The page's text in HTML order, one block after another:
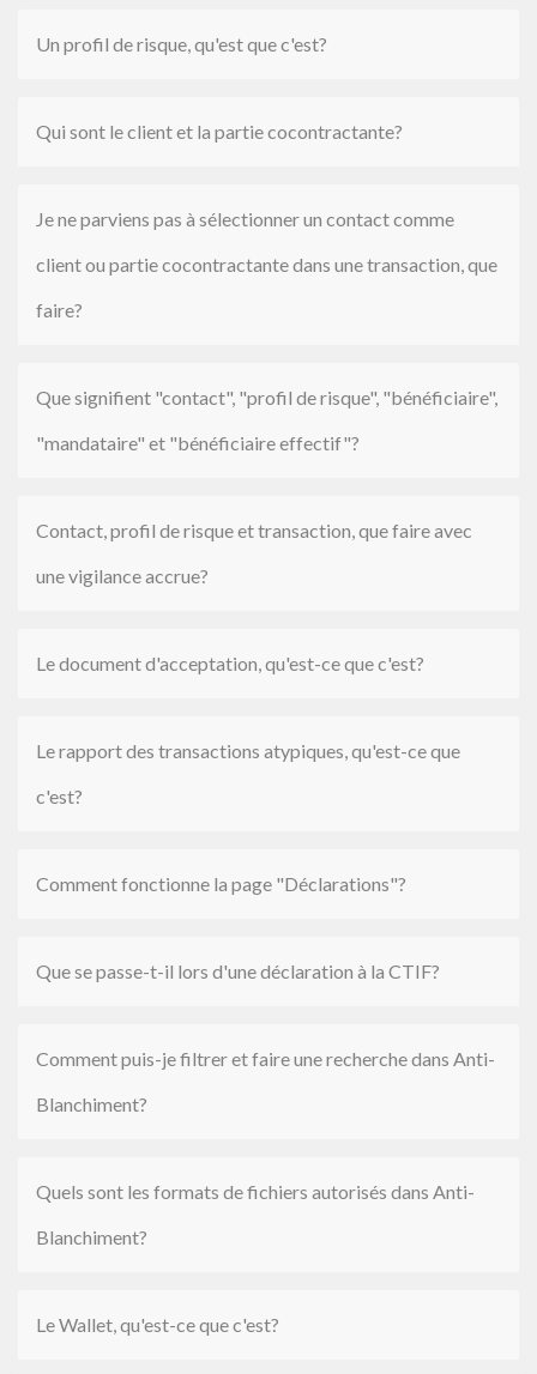
Un profil de risque, qu'est que c'est?
Qui sont le client et la partie cocontractante?
Je ne parviens pas à sélectionner un contact comme
client ou partie cocontractante dans une transaction, que
faire?
Que signifient "contact", "profil de risque", "bénéficiaire",
"mandataire" et "bénéficiaire effectif"?
Contact, profil de risque et transaction, que faire avec
une vigilance accrue?
Le document d'acceptation, qu'est-ce que c'est?
Le rapport des transactions atypiques, qu'est-ce que
c'est?
Comment fonctionne la page "Déclarations"?
Que se passe-t-il lors d'une déclaration à la CTIF?
Comment puis-je filtrer et faire une recherche dans Anti-
Blanchiment?
Quels sont les formats de fichiers autorisés dans Anti-
Blanchiment?
Le Wallet, qu'est-ce que c'est?